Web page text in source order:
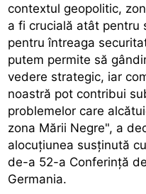
contextul geopolitic,
a fi crucială atât pentru
pentru întreaga
putem permite să
vedere strategic, iar
noastră pot contribui
problemelor care
zona Mării Negre", a
alocuțiunea susținută
de-a 52-a Conferință
Germania.